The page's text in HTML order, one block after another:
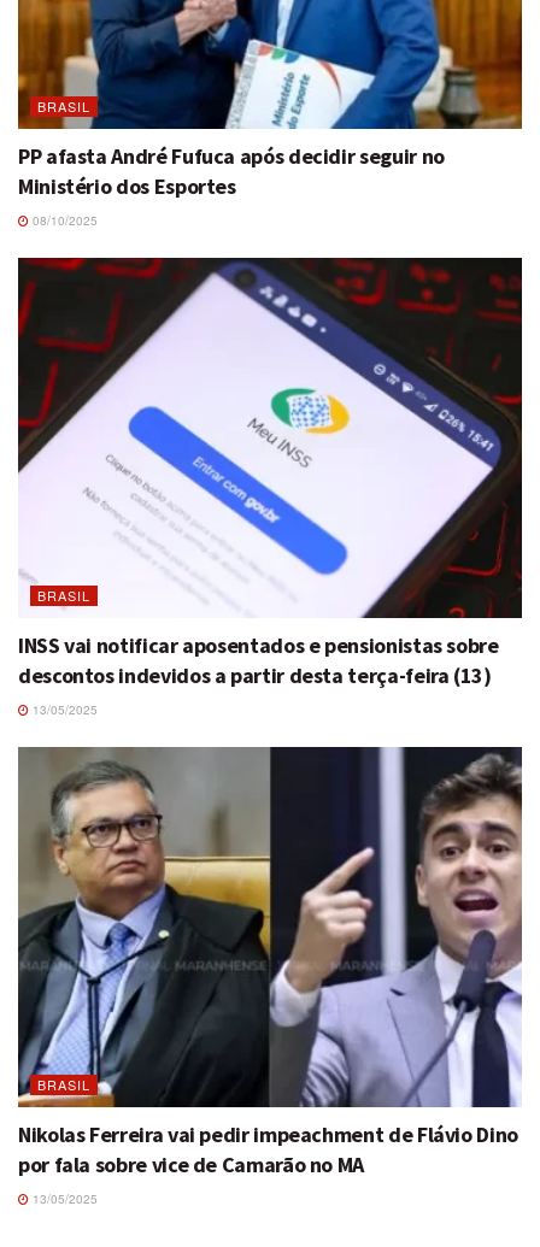
BRASIL
PP afasta André Fufuca após decidir seguir no
Ministério dos Esportes
08/10/2025
BRASIL
INSS vai notificar aposentados e pensionistas sobre
descontos indevidos a partir desta terça-feira (13)
13/05/2025
BRASIL
Nikolas Ferreira vai pedir impeachment de Flávio Dino
por fala sobre vice de Camarão no MA
13/05/2025